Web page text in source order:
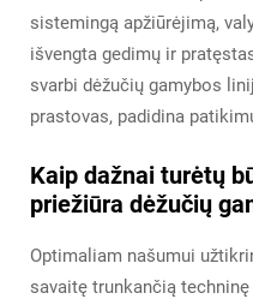
sistemingą apžiūrėjimą,
išvengta gedimų ir
svarbi dėžučių gamybos
prastovas, padidina
Kaip dažnai turėtų
priežiūra dėžučių
Optimaliam našumui
savaitę trunkančią